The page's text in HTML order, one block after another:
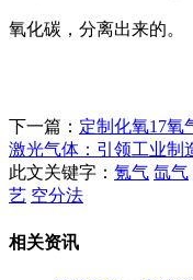
氧化碳，分离出来的。
下一篇： 定制化氧17氧
激光气体：引领工业制
此文关键字： 氪气 氙气
艺 空分法
相关资讯